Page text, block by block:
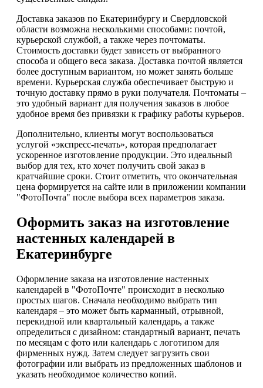
Доставка заказов по Екатеринбургу и Свердловской
области возможна несколькими способами: почтой,
курьерской службой, а также через почтоматы.
Стоимость доставки будет зависеть от выбранного
способа и общего веса заказа. Доставка почтой является
более доступным вариантом, но может занять больше
времени. Курьерская служба обеспечивает быструю и
точную доставку прямо в руки получателя. Почтоматы –
это удобный вариант для получения заказов в любое
удобное время без привязки к графику работы курьеров.
Дополнительно, клиенты могут воспользоваться
услугой «экспресс-печать», которая предполагает
ускоренное изготовление продукции. Это идеальный
выбор для тех, кто хочет получить свой заказ в
кратчайшие сроки. Стоит отметить, что окончательная
цена формируется на сайте или в приложении компании
"ФотоПочта" после выбора всех параметров заказа.
Оформить заказ на изготовление
настенных календарей в
Екатеринбурге
Оформление заказа на изготовление настенных
календарей в "ФотоПочте" происходит в несколько
простых шагов. Сначала необходимо выбрать тип
календаря – это может быть карманный, отрывной,
перекидной или квартальный календарь, а также
определиться с дизайном: стандартный вариант, печать
по месяцам с фото или календарь с логотипом для
фирменных нужд. Затем следует загрузить свои
фотографии или выбрать из предложенных шаблонов и
указать необходимое количество копий.